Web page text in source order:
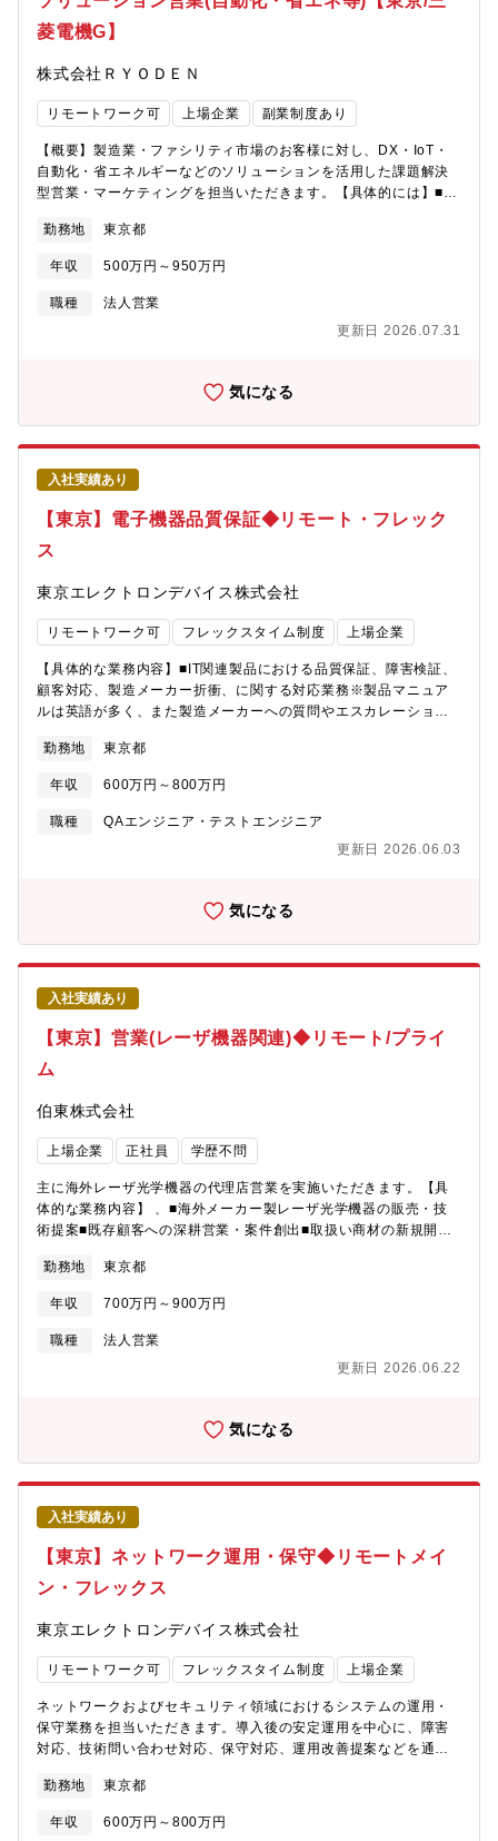
高2,590億円を誇る企業です。■1947年創業、三菱電機グループで
取扱い商材も半導体、FA・施設、通信等と多数あるので安定した
ン/三菱電機住環境システムズ/シチズンマシナリー/高砂熱学工業/
サンケン電気等■冷熱システム事業、ビルシステム事業、エレクト
ロニクス事業、FAシステム事業の4つのコア事業に加えてスマート
広げ、同社だからこそできるチャレンジを展開しております。■毎
年多くのキャリア採用の方が入社されており、社風も自由闊達
で、自由な意見交換可能、1人1人に裁量権が与えられる環境で、
パソナから入社実績のある企業です。
菱電機G】
株式会社ＲＹＯＤＥＮ
リモートワーク可 上場企業 副業制度あり
【概要】製造業・ファシリティ市場のお客様に対し、DX・IoT・
自動化・省エネルギーなどのソリューションを活用した課題解決
型営業・マーケティングを担当いただきます。【具体的には】■製
化・省エネルギー分野への営業活動 ■新規顧客・新規市場の開拓
(展示会やデジタルマーケティング、パートナー企業との連携等)■
マーケティング・新サービスの企画・推進■社内外の技術部門・営
業部門と連携したプロジェクト推進 ※お客様の課題抽出から積
す。【魅力】■営業＋マーケティング＋事業開発 : 営業だけでな
経験できます。■新規事業の中核メンバー：市場開拓から事業づく
りまで携わり、RYODENの新たな成長事業を創ることができま
す。■技術商社ならではの提案力:FA、IoT、空調、省エネルギー、
統合監視制御など、多彩なソリューションを組み合わせた提案が
可能です。【配属先情報】SI事業推進室 SI事業統括部 29名【同社
について】■三菱電機グループ、国内最大手のエレクトロニクス専
門技術商社でプライム上場、売上高2,590億円を誇る企業です。
■1947年創業、三菱電機グループで取扱い商材も半導体、FA・施
設、通信等と多数あるので安定した業績を保っています。※主要
ズ/シチズンマシナリー/高砂熱学工業/サンケン電気等■冷熱システ
ム事業、ビルシステム事業、エレクトロニクス事業、FAシステム
事業の4つのコア事業に加えてスマートアグリ事業、ヘルスケア事
るチャレンジを展開しております。■毎年多くのキャリア採用の方
が入社されており、社風も自由闊達で、自由な意見交換可能、1人
1人に裁量権が与えられる環境で、パソナから入社実績のある企業
です。
勤務地 東京都
年収 500万円～950万円
職種
法人営業
更新日 2026.07.31
気になる
入社実績あり
【東京】電子機器品質保証◆リモート・フレック
ス
東京エレクトロンデバイス株式会社
リモートワーク可 フレックスタイム制度 上場企業
【具体的な業務内容】■IT関連製品における品質保証、障害検証、
顧客対応、製造メーカー折衝、に関する対応業務※製品マニュア
ルは英語が多く、また製造メーカーへの質問やエスカレーション
の増員【期待すること】■IT関連製品に関する出荷動作保証、障害
対応、製品改善等の課題に対して、顧客および製造メーカーとの
連携により、出荷時の検査管理から製品の品質改善提案、障害対
策まで一連の品質保証業務をご担当いただきます。【配属先】IT
属予定グループ 5名（グループリーダー＋メンバー）【魅力】■
ども経験できます。■担当製品に関する技術は就業後に社内で教育
しますので、IT分野経験が長くなくても問題ございません。専門
的な技術の習得が叶うキャリアパスが多様にあります。■福利厚生
も充実していますので長期的に安定してご就業いただける環境で
す。【勤務地について】渋谷本社※検証作業場所は横浜市都筑区
(都筑エンジニアリングセンター）になります。住所：神奈川県横
浜市都筑区東方町17（業務内容により週に3日程度都筑エンジニア
リングセンターに出社あり）【働き方】■海外出張 年1回程度発
生（米国・アジアに期間１週間程度）■顧客打合せ、社内会議等で
端テクノロジーを生かしたネットワーク、ストレージ関連機器、
ソフトウェア製品を幅広く取り扱い、クラウド時代のビジネスソ
リューションとして提供しています。■出荷、導入からサポート、
勤務地 東京都
年収 600万円～800万円
職種
QAエンジニア・テストエンジニア
更新日 2026.06.03
気になる
入社実績あり
【東京】営業(レーザ機器関連)◆リモート/プライ
ム
伯東株式会社
上場企業 正社員 学歴不問
主に海外レーザ光学機器の代理店営業を実施いただきます。【具
体的な業務内容】 、■海外メーカー製レーザ光学機器の販売・技
術提案■既存顧客への深耕営業・案件創出■取扱い商材の新規開拓
メント（課長職相当も提案可）※管理職の場合、チーム運営・戦
略立案を主に担っていただくプレイングマネージャー職となりま
す。【取扱い製品】レーザ光学機器、レーザ機器、レーザ加工
機、光学部品【主要取引先】国内外自動車関連（車載電池）、半
などの研究開発部門、生産技術部門となります。【募集背景】既
極的に進めており、組織拡大の中心となっていただける人材を募
集しています。【仕事流れ】 ■顧客へのレーザ光学機器・技術の
提案営業■顧客要求のヒアリング、仕様調整、技術検証の実施■必
要に応じた加工テストやアプリケーション評価■受注後の納品立会
い、技術サポートの調整、アフターサービス窓口■新規領域のアプ
リケーション探索、商材発掘■経験に応じ、レーザ加工機・ガルバ
ノスキャナ等の営業部隊のマネジメント（進捗管理、戦略立案、
売上・利益管理、国内外メーカーとの折衝）【特徴】 ■単な
る機器販売に留まらず複数メーカーの製品を組み合わせたカスタ
ータ型の営業活動が中心です。■商社でありながら自社オリジナル
の新規開発製品の企画・提案も行っており、扱える商材に制限は
ありません。そのため、自らのアイデア次第で活動領域を大きく
の確立や、設備販売の実績も多数あります。【働き方】■転勤当面
無（将来的な転勤可能性はあります）■リモートワーク 適宜利用
可能【社風】仕事を任され、自由裁量の中で仕事が出来る事が特
徴で、年齢・役職の上下は、新卒・中途関係なく活躍のチャンス
ディなく勤務可能です。
勤務地 東京都
年収 700万円～900万円
職種
法人営業
更新日 2026.06.22
気になる
入社実績あり
【東京】ネットワーク運用・保守◆リモートメイ
ン・フレックス
東京エレクトロンデバイス株式会社
リモートワーク可 フレックスタイム制度 上場企業
ネットワークおよびセキュリティ領域におけるシステムの運用・
保守業務を担当いただきます。導入後の安定運用を中心に、障害
対応、技術問い合わせ対応、保守対応、運用改善提案などを通じ
業務内容】■当社取扱い製品の運用・保守業務・ネットワーク製品
「Extreme、Arista、F5」・セキュリティ製品「Paloaloto、
Fotigate」・クラウド（AWS,Azure）■障害切り分け、問い合わ
勤務地 東京都
年収 600万円～800万円